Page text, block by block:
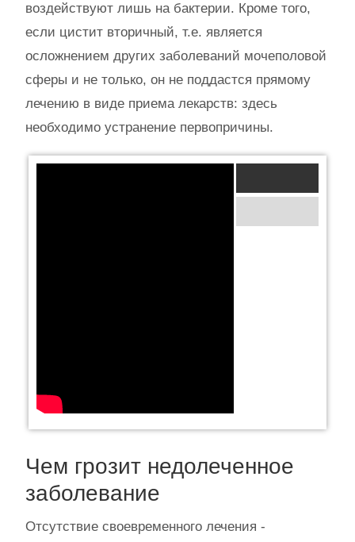
воздействуют лишь на бактерии. Кроме того,
если цистит вторичный, т.е. является
осложнением других заболеваний мочеполовой
сферы и не только, он не поддастся прямому
лечению в виде приема лекарств: здесь
необходимо устранение первопричины.
Чем грозит недолеченное
заболевание
Отсутствие своевременного лечения -